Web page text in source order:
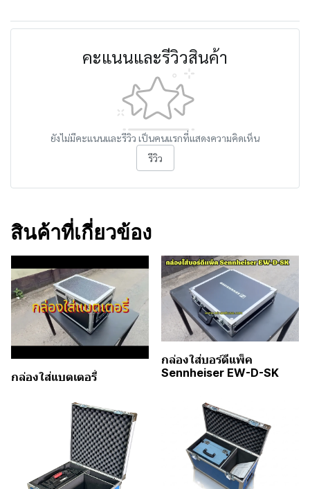
คะแนนและรีวิวสินค้า
ยังไม่มีคะแนนและรีวิว เป็นคนแรกที่แสดงความคิดเห็น
รีวิว
สินค้าที่เกี่ยวข้อง
กล่องใส่แบตเตอรี่
กล่องใส่บอร์ดีแพ็ค
Sennheiser EW-D-SK